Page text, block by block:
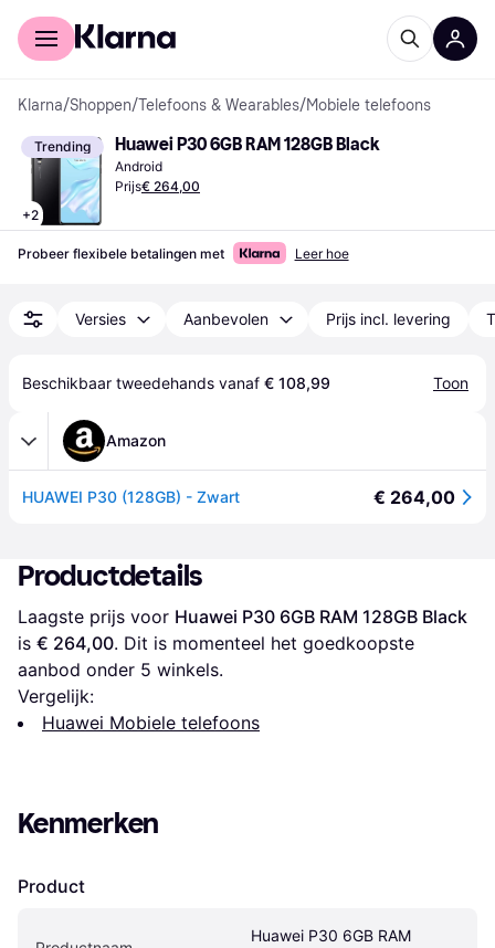
Voor shoppers
Klarna/Shoppen/Telefoons & Wearables/Mobiele telefoons
Trending
+2
Huawei P30 6GB RAM 128GB Black
Android
Prijs€ 264,00
Probeer flexibele betalingen met Leer hoe
Versies Aanbevolen Prijs incl. levering
Beschikbaar tweedehands vanaf € 108,99 Toon
Amazon
HUAWEI P30 (128GB) - Zwart € 264,00
Productdetails
Laagste prijs voor Huawei P30 6GB RAM 128GB Black
is € 264,00. Dit is momenteel het goedkoopste
aanbod onder 5 winkels.
Vergelijk:
Huawei Mobiele telefoons
Kenmerken
Product
Huawei P30 6GB RAM